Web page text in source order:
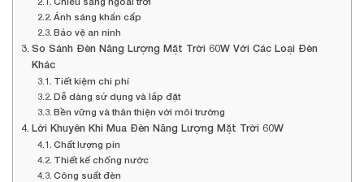
Ánh sáng khẩn cấp
Bảo vệ an ninh
So Sánh Đèn Năng Lượng Mặt Trời 60W Với Các Loại Đèn
Khác
Tiết kiệm chi phí
Dễ dàng sử dụng và lắp đặt
Bền vững và thân thiện với môi trường
Lời Khuyên Khi Mua Đèn Năng Lượng Mặt Trời 60W
Chất lượng pin
Thiết kế chống nước
Công suất đèn